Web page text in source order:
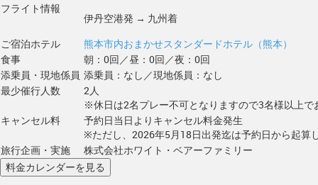
フライト情報
伊丹空港発 → 九州着
ご宿泊ホテル
熊本市内おまかせスタンダードホテル（熊本）
食事
朝：0回／昼：0回／夜：0回
添乗員・現地係員 添乗員：なし／現地係員：なし
最少催行人数
2人
※休日は2名プレー不可となりますので3名様以上で
キャンセル料
予約日当日よりキャンセル料金発生
※ただし、2026年5月18日出発迄は予約日から起算
旅行企画・実施
株式会社ホワイト・ベアーファミリー